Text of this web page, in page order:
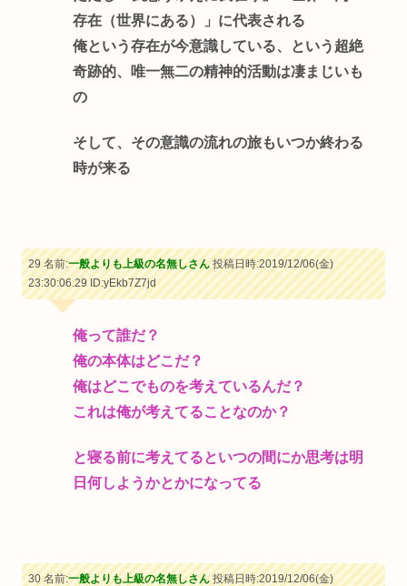
存在（世界にある）」に代表される
俺という存在が今意識している、という超絶
奇跡的、唯一無二の精神的活動は凄まじいも
の
そして、その意識の流れの旅もいつか終わる
時が来る
29 名前:一般よりも上級の名無しさん投稿日時:2019/12/06(金)
23:30:06.29ID:yEkb7Z7jd
俺って誰だ？
俺の本体はどこだ？
俺はどこでものを考えているんだ？
これは俺が考えてることなのか？
と寝る前に考えてるといつの間にか思考は明
日何しようかとかになってる
30 名前:一般よりも上級の名無しさん投稿日時:2019/12/06(金)